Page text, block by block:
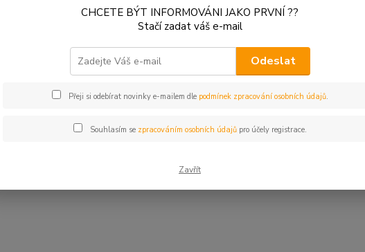
CHCETE BÝT INFORMOVÁNI JAKO PRVNÍ ??
Stačí zadat váš e-mail
Odeslat
Přeji si odebírat novinky e-mailem dle podmínek zpracování osobních údajů.
Souhlasím se zpracováním osobních údajůpro účely registrace.
Zavřít